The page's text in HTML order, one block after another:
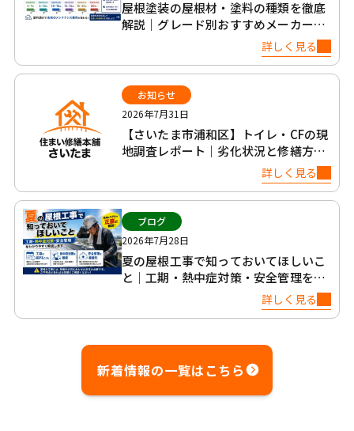
屋根塗装の屋根材・塗料の種類を徹底
解説｜グレード別おすすめメーカー6
詳しく見る
お知らせ
2026年7月31日
【さいたま市浦和区】トイレ・CFの現
地調査レポート｜劣化状況と修繕方法
詳しく見る
ブログ
2026年7月28日
夏の屋根工事で知っておいてほしいこ
と｜工期・熱中症対策・安全管理を正
詳しく見る
新着情報の一覧はこちら